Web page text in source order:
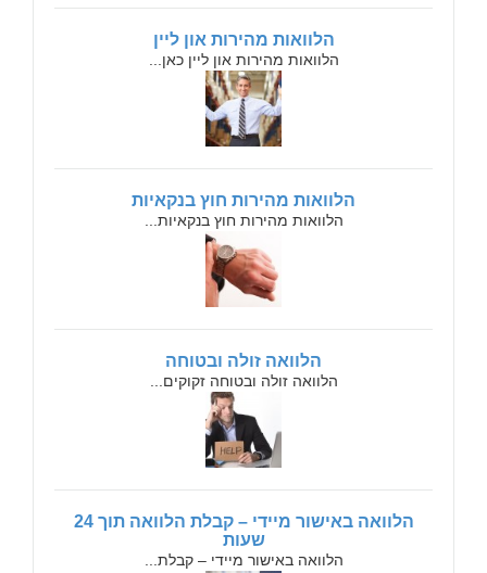
הלוואות מהירות און ליין
הלוואות מהירות און ליין כאן...
הלוואות מהירות חוץ בנקאיות
הלוואות מהירות חוץ בנקאיות...
הלוואה זולה ובטוחה
הלוואה זולה ובטוחה זקוקים...
הלוואה באישור מיידי – קבלת הלוואה תוך 24
שעות
הלוואה באישור מיידי – קבלת...